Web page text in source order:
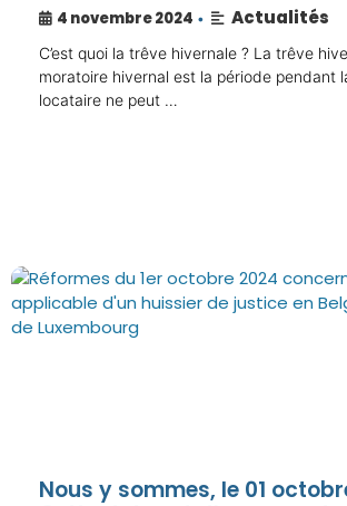
4 novembre 2024 • Actualités
C’est quoi la trêve hivernale ? La trêve
moratoire hivernal est la période pendant
locataire ne peut …
Nous y sommes, le 01